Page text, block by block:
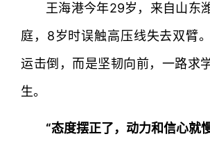
王海港今年29岁，来自山东
庭，8岁时误触高压线失去双臂
运击倒，而是坚韧向前，一路求
生。
“态度摆正了，动力和信心就